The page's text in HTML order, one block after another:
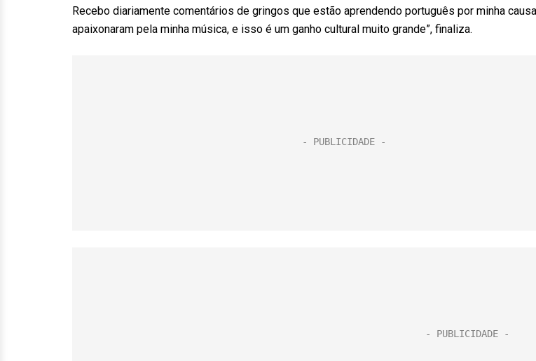
Recebo diariamente comentários de gringos que estão aprendendo português por minha
apaixonaram pela minha música, e isso é um ganho cultural muito grande”, finaliza.